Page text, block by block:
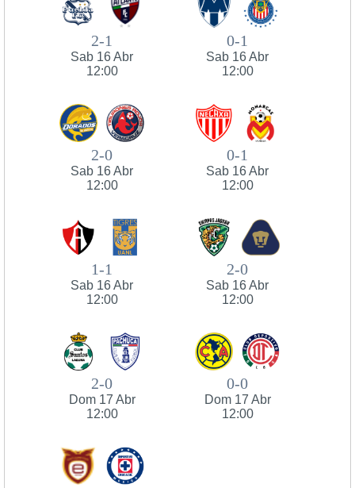
2-1
Sab 16 Abr
12:00
0-1
Sab 16 Abr
12:00
2-0
Sab 16 Abr
12:00
0-1
Sab 16 Abr
12:00
1-1
Sab 16 Abr
12:00
2-0
Sab 16 Abr
12:00
2-0
Dom 17 Abr
12:00
0-0
Dom 17 Abr
12:00